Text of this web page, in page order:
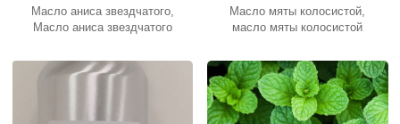
Масло аниса звездчатого,
Масло аниса звездчатого
Масло мяты колосистой,
масло мяты колосистой